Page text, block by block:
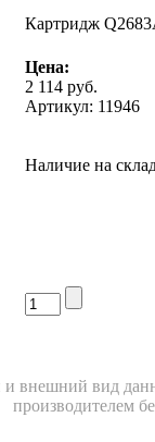
Картридж
Цена:
2 114 руб.
Артикул: 11946
Наличие на
и внешний вид
производителем